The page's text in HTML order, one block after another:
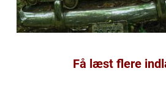
Få læst flere